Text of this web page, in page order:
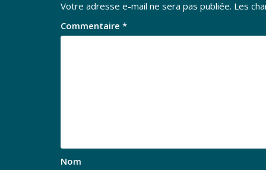
Votre adresse e-mail ne sera pas publiée. Les
Commentaire *
Nom